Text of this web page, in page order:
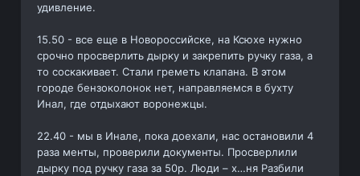
удивление.
15.50 - все еще в Новороссийске, на Ксюхе нужно
срочно просверлить дырку и закрепить ручку газа, а
то соскакивает. Стали греметь клапана. В этом
городе бензоколонок нет, направляемся в бухту
Инал, где отдыхают воронежцы.
22.40 - мы в Инале, пока доехали, нас остановили 4
раза менты, проверили документы. Просверлили
дырку под ручку газа за 50р. Люди – х…ня Разбили